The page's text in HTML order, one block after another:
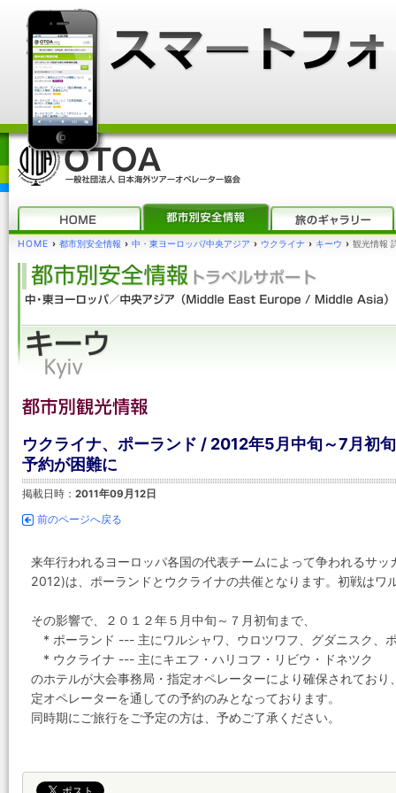
HOME › 都市別安全情報 › 中・東ヨーロッパ/中央アジア › ウクライナ › キーウ › 観光情報
ウクライナ、ポーランド / 2012年5月中旬～7月初
予約が困難に
掲載日時： 2011年09月12日
前のページへ戻る
来年行われるヨーロッパ各国の代表チームによって争われるサ
2012)は、ポーランドとウクライナの共催となります。初戦はワ
その影響で、２０１２年５月中旬～７月初旬まで、
* ポーランド --- 主にワルシャワ、ウロツワフ、グダニスク、
* ウクライナ --- 主にキエフ・ハリコフ・リビウ・ドネツク
のホテルが大会事務局・指定オペレーターにより確保されてお
定オペレーターを通しての予約のみとなっております。
同時期にご旅行をご予定の方は、予めご了承ください。